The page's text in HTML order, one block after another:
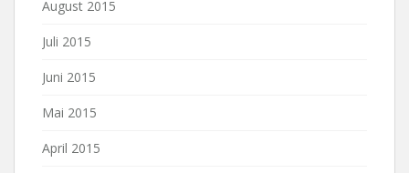
August 2015
Juli 2015
Juni 2015
Mai 2015
April 2015